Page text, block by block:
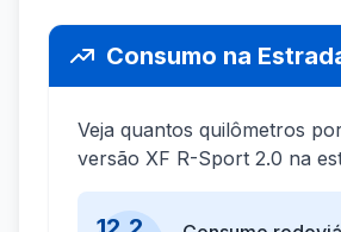
Consumo na
Veja quantos quilômetros
versão XF R-Sport 2.0 na